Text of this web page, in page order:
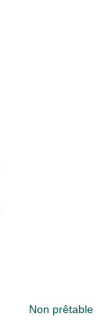
Non prêtable